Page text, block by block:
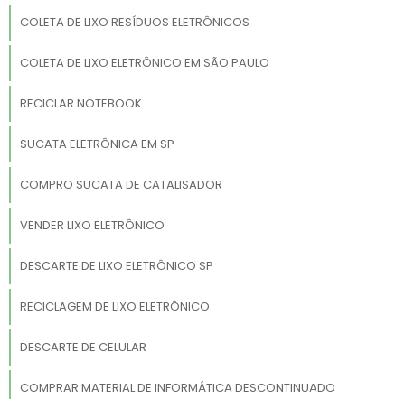
COLETA DE LIXO RESÍDUOS ELETRÔNICOS
COLETA DE LIXO ELETRÔNICO EM SÃO PAULO
RECICLAR NOTEBOOK
SUCATA ELETRÔNICA EM SP
COMPRO SUCATA DE CATALISADOR
VENDER LIXO ELETRÔNICO
DESCARTE DE LIXO ELETRÔNICO SP
RECICLAGEM DE LIXO ELETRÔNICO
DESCARTE DE CELULAR
COMPRAR MATERIAL DE INFORMÁTICA DESCONTINUADO